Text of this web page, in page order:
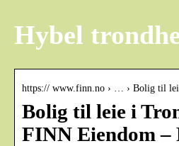
Hybel
https:// www.finn.no › … › Bolig til
Bolig til leie i
FINN Eiendom –